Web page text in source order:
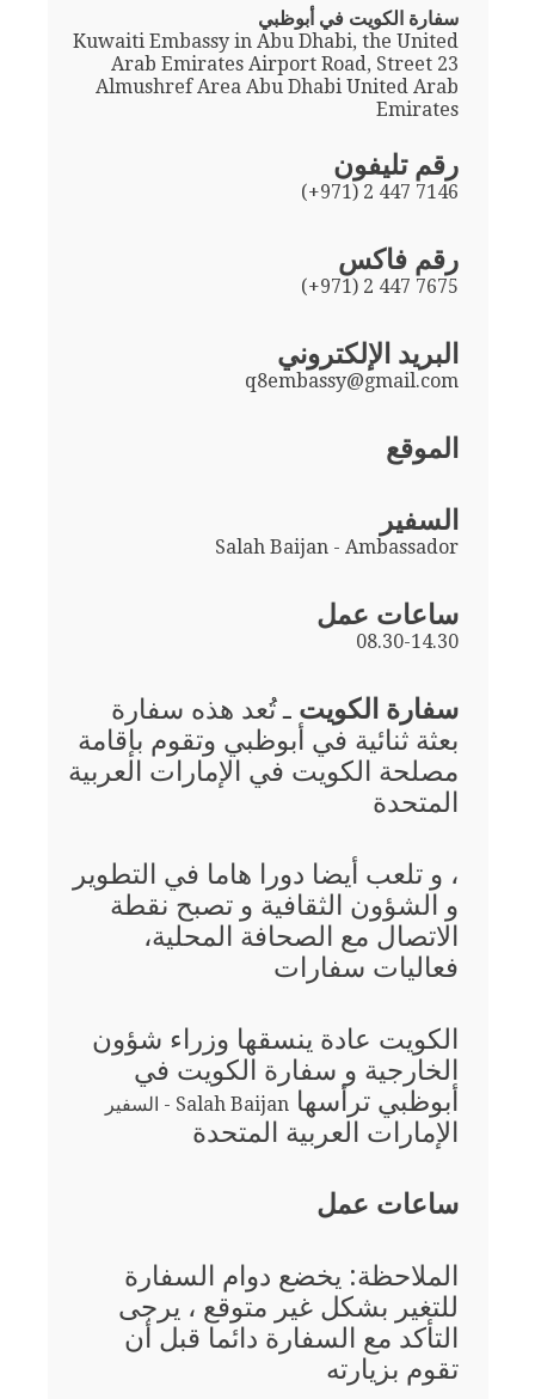
سفارة الكويت في أبوظبي
Kuwaiti Embassy in Abu Dhabi, the United
Arab Emirates Airport Road, Street 23
Almushref Area Abu Dhabi United Arab
Emirates
رقم تليفون
(+971) 2 447 7146
رقم فاكس
(+971) 2 447 7675
البريد الإلكتروني
q8embassy@gmail.com
الموقع
السفير
Salah Baijan - Ambassador
ساعات عمل
08.30-14.30
سفارة الكويت ـ تُعد هذه سفارة
بعثة ثنائية في أبوظبي وتقوم بإقامة
مصلحة الكويت في الإمارات العربية
المتحدة
، و تلعب أيضا دورا هاما في التطوير
و الشؤون الثقافية و تصبح نقطة
الاتصال مع الصحافة المحلية،
فعاليات سفارات
الكويت عادة ينسقها وزراء شؤون
الخارجية و سفارة الكويت في
أبوظبي ترأسها Salah Baijan - السفير
الإمارات العربية المتحدة
ساعات عمل
الملاحظة: يخضع دوام السفارة
للتغير بشكل غير متوقع ، يرجى
التأكد مع السفارة دائما قبل أن
تقوم بزيارته